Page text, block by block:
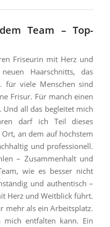
Team – Top-
Friseurin mit Herz und
Haarschnitts, das
für viele Menschen sind
Frisur. Für manch einen
Und all das begleitet mich
darf ich Teil dieses
Ort, an dem auf höchstem
und professionell.
– Zusammenhalt und
wie es besser nicht
und authentisch –
Herz und Weitblick führt.
mehr als ein Arbeitsplatz.
entfalten kann. Ein